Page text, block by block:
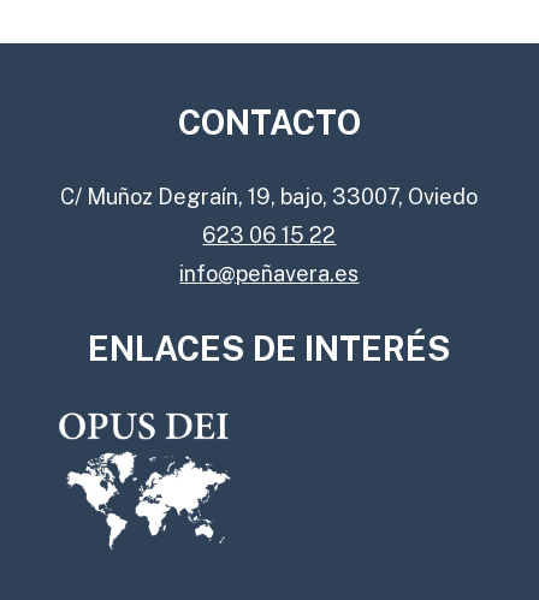
CONTACTO
C/ Muñoz Degraín, 19, bajo, 33007, Oviedo
623 06 15 22
info@peñavera.es
ENLACES DE INTERÉS